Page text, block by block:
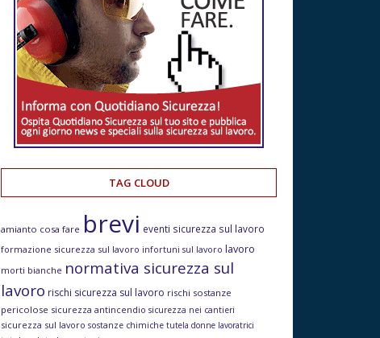
TAG CLOUD
amianto cosa fare brevi eventi sicurezza sul lavoro
formazione sicurezza sul lavoro infortuni sul lavoro lavoro
morti bianche normativa sicurezza sul
lavoro rischi sicurezza sul lavoro rischi sostanze
pericolose sicurezza antincendio sicurezza nei cantieri
sicurezza sul lavoro sostanze chimiche tutela donne lavoratrici